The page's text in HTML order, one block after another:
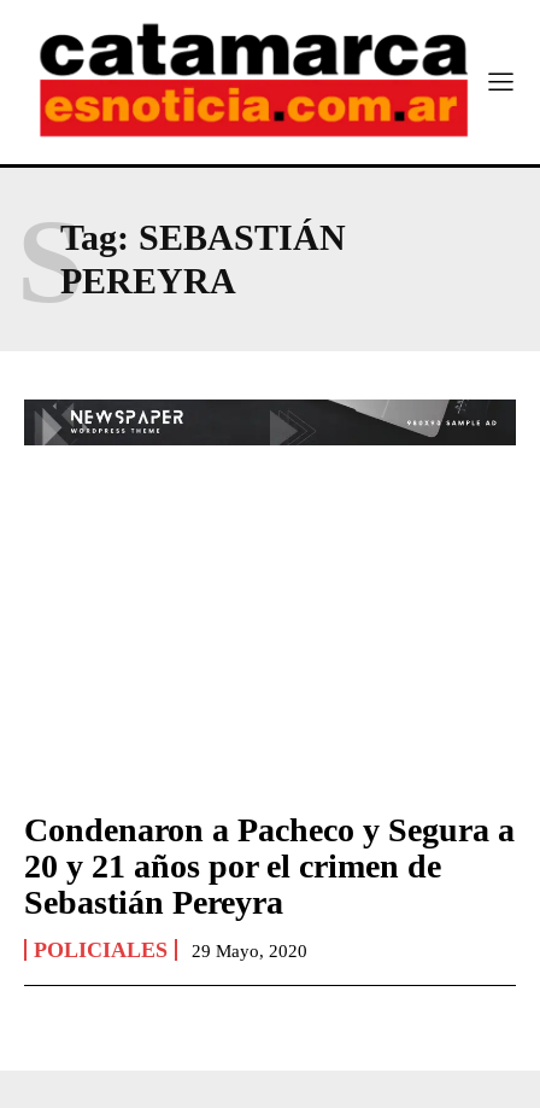
Tag: SEBASTIÁN
PEREYRA
S
Condenaron a Pacheco y Segura a
20 y 21 años por el crimen de
Sebastián Pereyra
POLICIALES 29 Mayo, 2020